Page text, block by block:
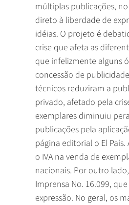
múltiplas publicações,
direto à liberdade de
idéias. O projeto é
crise que afeta as
que infelizmente alguns
concessão de
técnicos reduziram a
privado, afetado pela
exemplares diminuiu
publicações pela
página editorial o El
o IVA na venda de
nacionais. Por outro
Imprensa No. 16.099,
expressão. No geral, os